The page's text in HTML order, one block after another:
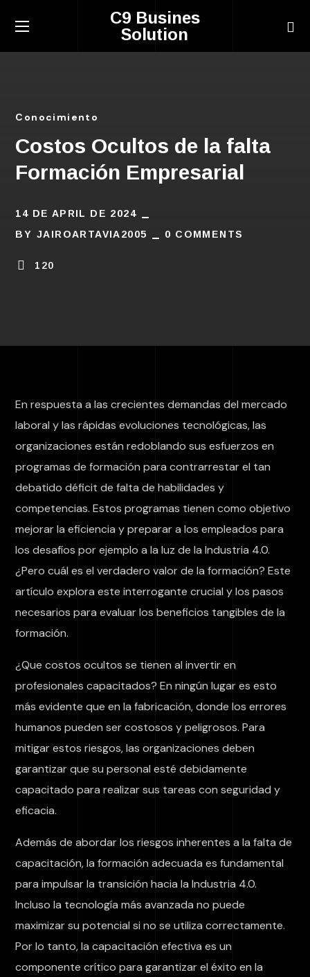
C9 Busines
Solution
Conocimiento
Costos Ocultos de la falta
Formación Empresarial
14 DE APRIL DE 2024
BY JAIROARTAVIA2005 0 COMMENTS
120
En respuesta a las crecientes demandas del mercado
laboral y las rápidas evoluciones tecnológicas, las
organizaciones están redoblando sus esfuerzos en
programas de formación para contrarrestar el tan
debatido déficit de falta de habilidades y
competencias. Estos programas tienen como objetivo
mejorar la eficiencia y preparar a los empleados para
los desafíos por ejemplo a la luz de la Industria 4.0.
¿Pero cuál es el verdadero valor de la formación? Este
artículo explora este interrogante crucial y los pasos
necesarios para evaluar los beneficios tangibles de la
formación.
¿Que costos ocultos se tienen al invertir en
profesionales capacitados? En ningún lugar es esto
más evidente que en la fabricación, donde los errores
humanos pueden ser costosos y peligrosos. Para
mitigar estos riesgos, las organizaciones deben
garantizar que su personal esté debidamente
capacitado para realizar sus tareas con seguridad y
eficacia.
Además de abordar los riesgos inherentes a la falta de
capacitación, la formación adecuada es fundamental
para impulsar la transición hacia la Industria 4.0.
Incluso la tecnología más avanzada no puede
maximizar su potencial si no se utiliza correctamente.
Por lo tanto, la capacitación efectiva es un
componente crítico para garantizar el éxito en la